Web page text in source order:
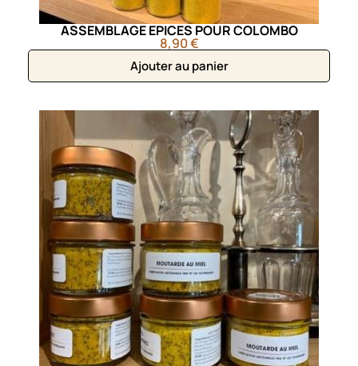
ASSEMBLAGE EPICES POUR COLOMBO
8,90 €
Ajouter au panier